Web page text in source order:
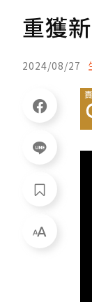
重獲
2024/08/27